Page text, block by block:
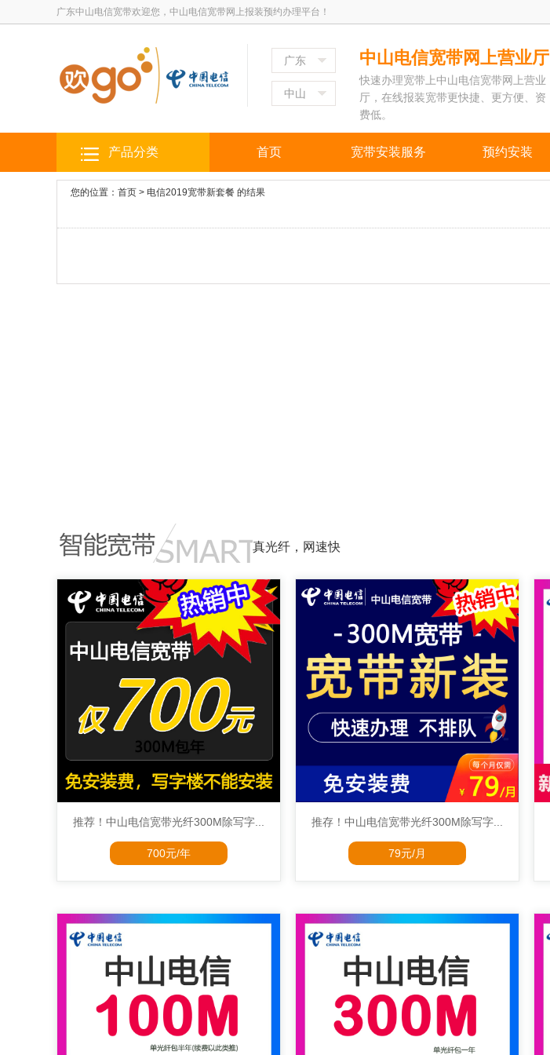
广东中山电信宽带欢迎您，中山电信宽带网上报装预约办理平台！
广东
中山
中山电信宽带网上营业厅
快速办理宽带上中山电信宽带网上营业
厅，在线报装宽带更快捷、更方便、资
费低。
产品分类 首页 宽带安装服务 预约安装
您的位置：首页 > 电信2019宽带新套餐 的结果
真光纤，网速快
推荐！中山电信宽带光纤300M除写字...
700元/年
推存！中山电信宽带光纤300M除写字...
79元/月